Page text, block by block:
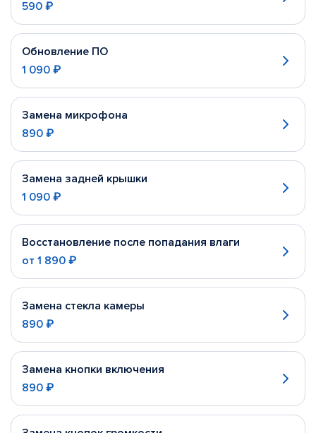
590 ₽
Обновление ПО
1 090 ₽
Замена микрофона
890 ₽
Замена задней крышки
1 090 ₽
Восстановление после попадания влаги
от 1 890 ₽
Замена стекла камеры
890 ₽
Замена кнопки включения
890 ₽